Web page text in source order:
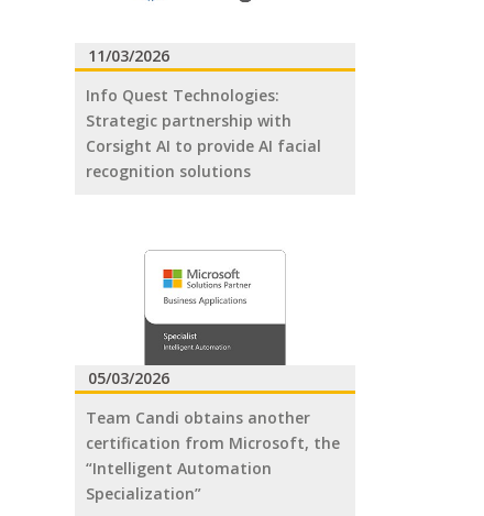
11/03/2026
Info Quest Technologies:
Strategic partnership with
Corsight AI to provide AI facial
recognition solutions
05/03/2026
Team Candi obtains another
certification from Microsoft, the
“Intelligent Automation
Specialization”